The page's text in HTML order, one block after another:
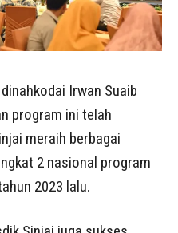
Irwan Suaib
program ini telah
meraih berbagai
2 nasional program
2023 lalu.